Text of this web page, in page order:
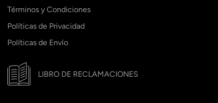
Términos y Condiciones
Políticas de Privacidad
Políticas de Envío
LIBRO DE RECLAMACIONES